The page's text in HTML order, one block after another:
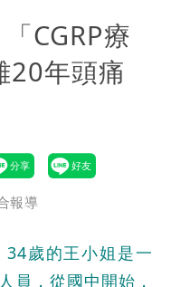
雨特報」 氣象
邊觀浪「4口
消失了
CGRP療
20年頭痛
報導
34歲的王小姐是一
員，從國中開始，